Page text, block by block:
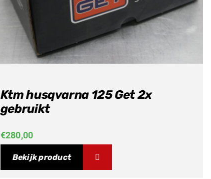
Ktm husqvarna 125 Get 2x
gebruikt
€280,00
Bekijk product